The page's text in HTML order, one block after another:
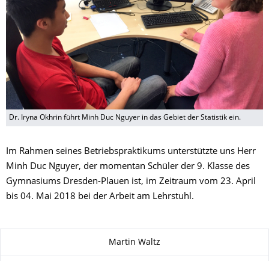
Dr. Iryna Okhrin führt Minh Duc Nguyer in das Gebiet der Statistik ein.
Im Rahmen seines Betriebspraktikums unterstützte uns Herr
Minh Duc Nguyer, der momentan Schüler der 9. Klasse des
Gymnasiums Dresden-Plauen ist, im Zeitraum vom 23. April
bis 04. Mai 2018 bei der Arbeit am Lehrstuhl.
Martin Waltz